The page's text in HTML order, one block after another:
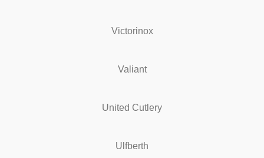
Victorinox
Valiant
United Cutlery
Ulfberth